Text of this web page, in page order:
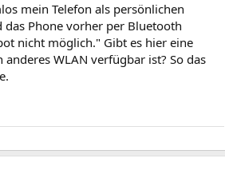
mein Telefon als persönlichen
Phone vorher per Bluetooth
nicht möglich." Gibt es hier eine
WLAN verfügbar ist? So das